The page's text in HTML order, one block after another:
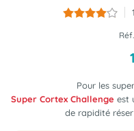
1
Pour les
Super Cortex Challenge est
de rapidité